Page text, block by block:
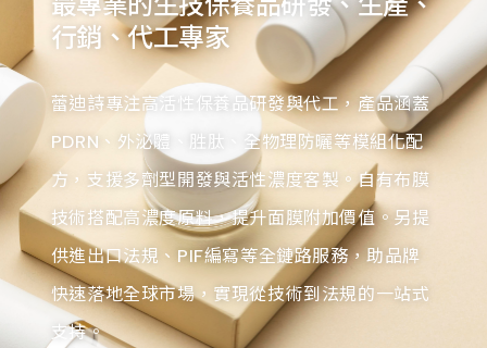
行銷、代工專家
蕾迪詩專注高活性保養品研發與代工，產品涵蓋
PDRN、外泌體、胜肽、全物理防曬等模組化配
方，支援多劑型開發與活性濃度客製。自有布膜
技術搭配高濃度原料，提升面膜附加價值。另提
供進出口法規、PIF編寫等全鏈路服務，助品牌
快速落地全球市場，實現從技術到法規的一站式
支持。